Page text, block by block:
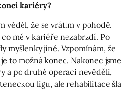
kariéry?
věděl, že se vrátím v pohodě.
co mě v kariéře nezabrzdí. Po
myšlenky jiné. Vzpomínám, že
to možná konec. Nakonec jsme
a po druhé operaci nevěděli,
ligu, ale rehabilitace šla